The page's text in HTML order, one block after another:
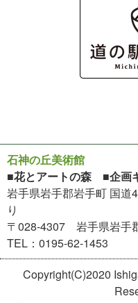
石神の丘美術館
■花とアートの森 ■企画
岩手県岩手郡岩手町 国道
り
〒028-4307 岩手県岩手
TEL：0195-62-1453
Copyright(C)2020